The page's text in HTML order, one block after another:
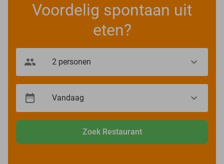
Voordelig spontaan uit
eten?
Zoek Restaurant